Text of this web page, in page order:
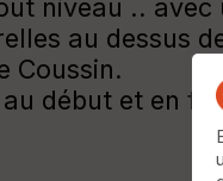
niveau ..
au dessus
Coussin.
début et en